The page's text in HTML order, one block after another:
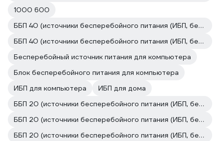
1000 600
ББП 40 (источники бесперебойного питания (ИБП, бесперебойники))
ББП 40 (источники бесперебойного питания (ИБП, бесперебойники))
Бесперебойный источник питания для компьютера
Блок бесперебойного питания для компьютера
ИБП для компьютера
ИБП для дома
ББП 20 (источники бесперебойного питания (ИБП, бесперебойники))
ББП 20 (источники бесперебойного питания (ИБП, бесперебойники))
ББП 20 (источники бесперебойного питания (ИБП, бесперебойники))